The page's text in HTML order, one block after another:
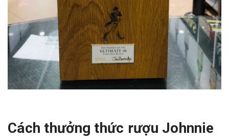
Cách thưởng thức rượu Johnnie